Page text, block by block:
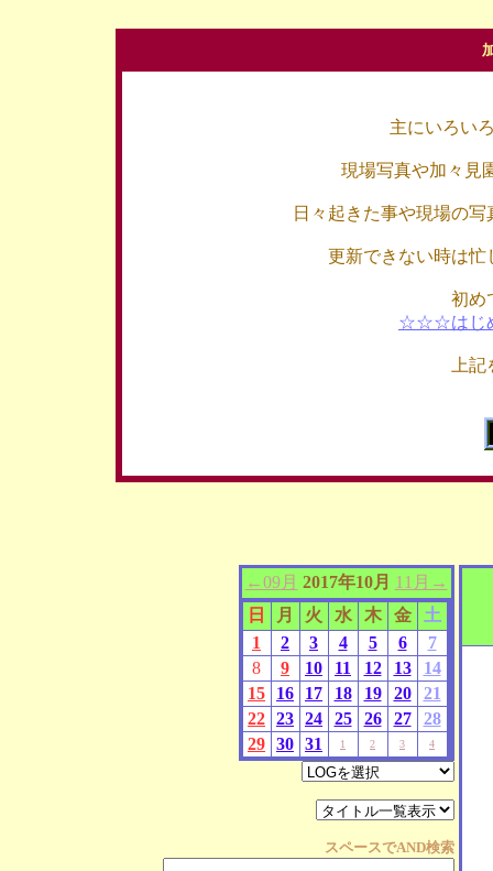
主にいろい
現場写真や加々見
日々起きた事や現場の
更新できない時は忙
初め
☆☆☆はじ
上
←09月 2017年10月 11月→
日
月 火 水 木 金
土
1
2 3 4 5 6
7
8
9 10 11 12 13
14
15
16 17 18 19 20
21
22 23 24 25 26 27
28
29 30 31 1 2 3 4
スペースでAND検索